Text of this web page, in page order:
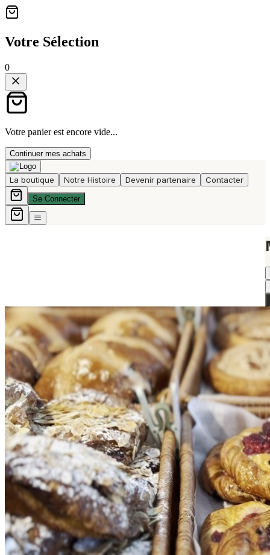
Votre Sélection
0
Votre panier est encore vide...
Continuer mes achats
La boutique Notre Histoire Devenir partenaire Contacter
Se Connecter